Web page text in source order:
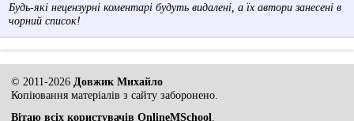
Будь-які нецензурні коментарі будуть видалені, а їх автори занесені в
чорний список!
© 2011-2026Довжик Михайло
Копіювання матеріалів з сайту заборонено.
Вітаю всіх користувачів OnlineMSchool